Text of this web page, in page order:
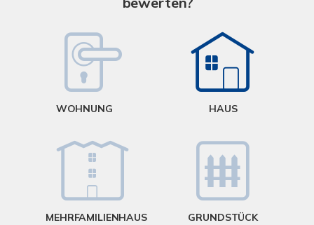
WOHNUNG HAUS
MEHRFAMILIENHAUS GRUNDSTÜCK